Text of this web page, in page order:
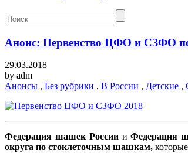
Анонс: Первенство ЦФО и СЗФО
29.03.2018
by adm
Анонсы , Без рубрики , В России , Детские ,
Федерация шашек РоссиииФедерация
округа по стоклеточным шашкам,